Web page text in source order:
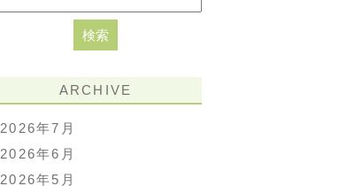
ARCHIVE
2026年7月
2026年6月
2026年5月